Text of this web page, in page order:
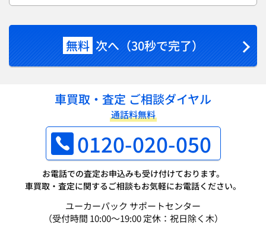
無料 次へ（30秒で完了）
車買取・査定 ご相談ダイヤル
通話料無料
0120-020-050
お電話での査定お申込みも受け付けております。
車買取・査定に関するご相談もお気軽にお電話ください。
ユーカーパック サポートセンター
（受付時間 10:00～19:00 定休：祝日除く木）